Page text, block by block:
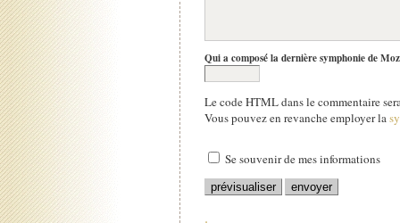
Qui a composé la dernière symphonie de
Le code HTML dans le commentaire
Vous pouvez en revanche employer la
Se souvenir de mes informations
.